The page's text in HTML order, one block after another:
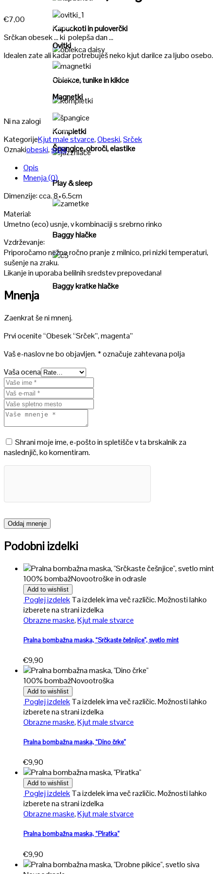
Poglej
Kapuckoti in puloverčki
Poglej
Oblekce, tunike in kiklce
Poglej
Kompletki
Play & sleep
Baggy hlačke
Poglej
Baggy kratke hlačke
Poglej
Ovitki
Poglej
Magnetki
Poglej
Špangice, obroči, elastike
€7,00
Srčkan obesek … ki polepša dan …
Idealen zate ali kadar potrebuješ neko kjut darilce za ljubo osebo.
Ni na zalogi
KategorijeKjut male stvarce,Obeski,Srček
Oznakiobeski,srčki
Opis
Mnenja (0)
Dimenzije: cca. 8×6.5cm
Material:
Umetno (eco) usnje, v kombinaciji s srebrno rinko
Vzdrževanje:
Priporočamo nežno ročno pranje z milnico, pri nizki temperaturi,
sušenje na zraku.
Likanje in uporaba belilnih sredstev prepovedana!
Mnenja
Zaenkrat še ni mnenj.
Prvi ocenite “Obesek “Srček”, magenta”
Vaš e-naslov ne bo objavljen.*označuje zahtevana polja
Vaša ocena
Shrani moje ime, e-pošto in spletišče v ta brskalnik za
naslednjič, ko komentiram.
Podobni izdelki
100% bombažNovootroške in odrasle
Add to wishlist
Poglej izdelekTa izdelek ima več različic. Možnosti lahko
izberete na strani izdelka
Obrazne maske,Kjut male stvarce
Pralna bombažna maska, “Srčkaste češnjice”, svetlo mint
€9,90
100% bombažNovootroška
Add to wishlist
Poglej izdelekTa izdelek ima več različic. Možnosti lahko
izberete na strani izdelka
Obrazne maske,Kjut male stvarce
Pralna bombažna maska, “Dino črke”
€9,90
Add to wishlist
Poglej izdelekTa izdelek ima več različic. Možnosti lahko
izberete na strani izdelka
Obrazne maske,Kjut male stvarce
Pralna bombažna maska, “Piratka”
€9,90